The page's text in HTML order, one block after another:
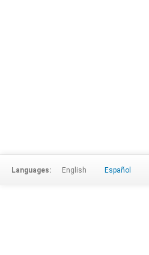
Languages: English Español